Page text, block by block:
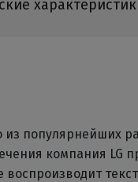
из популярнейших
компания LG